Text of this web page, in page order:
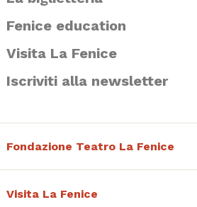
Fenice education
Visita La Fenice
Iscriviti alla newsletter
Fondazione Teatro La Fenice
Visita La Fenice